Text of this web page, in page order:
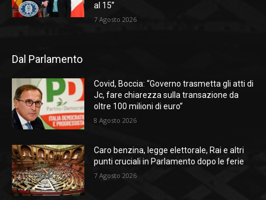
al 15”
7 Agosto 2026
Dal Parlamento
Covid, Boccia: “Governo trasmetta gli atti di
Jc, fare chiarezza sulla transazione da
oltre 100 milioni di euro”
8 Agosto 2026
Caro benzina, legge elettorale, Rai e altri
punti cruciali in Parlamento dopo le ferie
7 Agosto 2026